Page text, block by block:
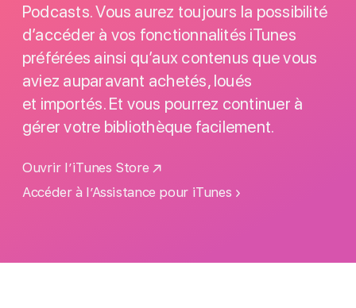
Podcasts. Vous aurez toujours la possibilité
d’accéder à vos fonctionnalités iTunes
préférées ainsi qu’aux contenus que vous
aviez auparavant achetés, loués
et importés. Et vous pourrez continuer à
gérer votre bibliothèque facilement.
Ouvrir l’iTunes Store
Accéder à l’Assistance pour iTunes